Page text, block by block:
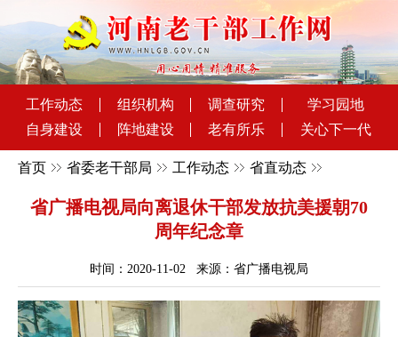
工作动态 组织机构 调查研究
学习园地
自身建设
阵地建设 老有所乐 关心下一代
首页 省委老干部局 工作动态 省直动态
省广播电视局向离退休干部发放抗美援朝70
周年纪念章
时间：2020-11-02 来源：省广播电视局